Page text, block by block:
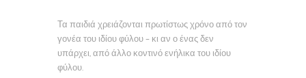
Τα παιδιά χρειάζονται πρωτίστως χρόνο από τον
γονέα του ιδίου φύλου – κι αν ο ένας δεν
υπάρχει, από άλλο κοντινό ενήλικα του ιδίου
φύλου.